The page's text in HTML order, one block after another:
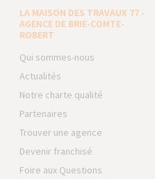
LA MAISON DES TRAVAUX 77 -
AGENCE DE BRIE-COMTE-
ROBERT
Qui sommes-nous
Actualités
Notre charte qualité
Partenaires
Trouver une agence
Devenir franchisé
Foire aux Questions